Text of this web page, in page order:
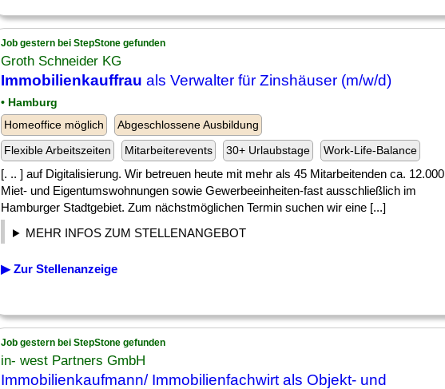
Job gestern bei StepStone gefunden
Groth Schneider KG
Immobilienkauffrau als Verwalter für Zinshäuser (m/w/d)
• Hamburg
Homeoffice möglich
Abgeschlossene Ausbildung
Flexible Arbeitszeiten
Mitarbeiterevents 30+ Urlaubstage Work-Life-Balance
[. .. ] auf Digitalisierung. Wir betreuen heute mit mehr als 45 Mitarbeitenden ca. 12.000
Miet- und Eigentumswohnungen sowie Gewerbeeinheiten-fast ausschließlich im
Hamburger Stadtgebiet. Zum nächstmöglichen Termin suchen wir eine [...]
MEHR INFOS ZUM STELLENANGEBOT
▶ Zur Stellenanzeige
Job gestern bei StepStone gefunden
in- west Partners GmbH
Immobilienkaufmann/ Immobilienfachwirt als Objekt- und